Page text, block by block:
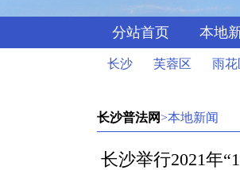
分站首页 本地
长沙 芙蓉区 雨花
长沙普法网>本地新闻
长沙举行2021年